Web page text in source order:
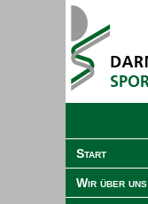
Start
Wir über uns